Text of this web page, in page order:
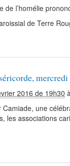
de l’homélie
de Terre
mercredi
2016 de 19h30
une
les associations